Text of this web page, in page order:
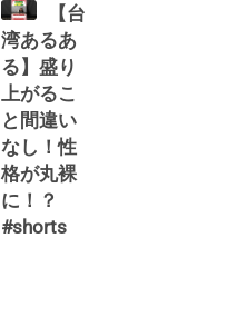
【台
湾あるあ
る】盛り
上がるこ
と間違い
なし！性
格が丸裸
に！？
#shorts